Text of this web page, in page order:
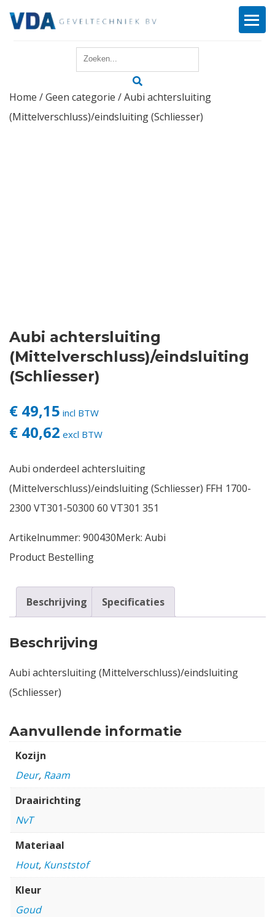
Reparatie
Login
Vacatures
Home /Geen categorie / Aubi achtersluiting
(Mittelverschluss)/eindsluiting (Schliesser)
Aubi achtersluiting
(Mittelverschluss)/eindsluiting
(Schliesser)
€ 49,15 incl BTW
€ 40,62 excl BTW
Aubi onderdeel achtersluiting
(Mittelverschluss)/eindsluiting (Schliesser) FFH 1700-
2300 VT301-50300 60 VT301 351
Artikelnummer: 900430Merk: Aubi
Product Bestelling
Beschrijving Specificaties
Beschrijving
Aubi achtersluiting (Mittelverschluss)/eindsluiting
(Schliesser)
Aanvullende informatie
Kozijn
Deur, Raam
Draairichting
NvT
Materiaal
Hout, Kunststof
Kleur
Goud